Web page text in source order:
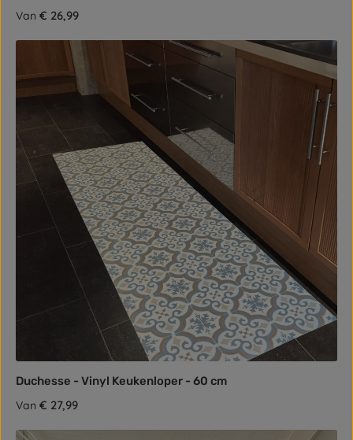
Normale prijs:
Van € 26,99
Duchesse - Vinyl Keukenloper - 60 cm
Normale prijs:
Van € 27,99